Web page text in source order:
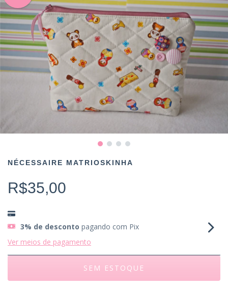
NÉCESSAIRE MATRIOSKINHA
R$35,00
3% de desconto pagando com Pix
Ver meios de pagamento